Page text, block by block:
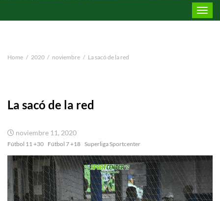
Toggle
Home 2020 noviembre La sacó de la red
La sacó de la red
noviembre 11, 2020
Fútbol 11 +30 Fútbol 7 +18 Superliga Sportcenter